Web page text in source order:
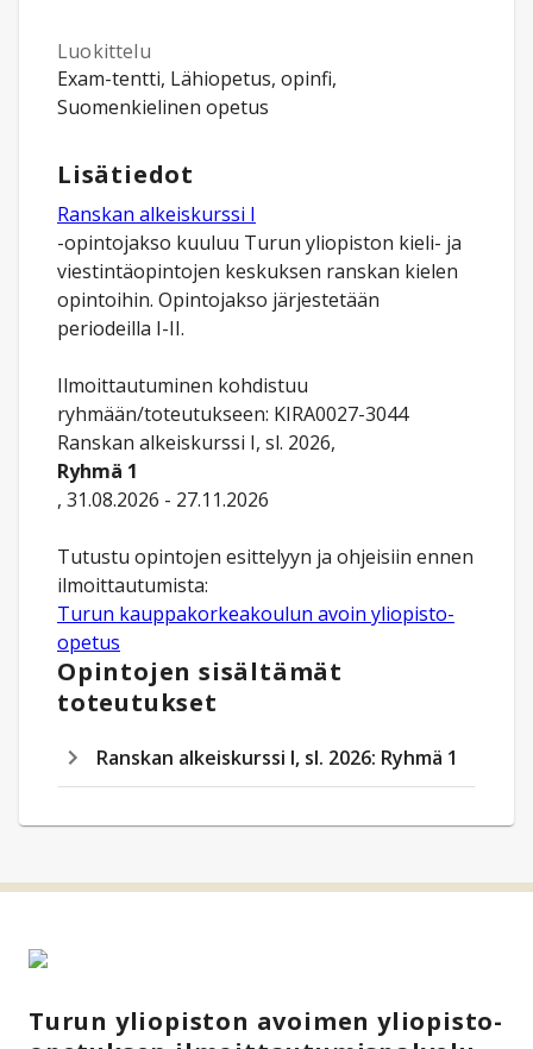
Luokittelu
Exam-tentti, Lähiopetus, opinfi,
Suomenkielinen opetus
Lisätiedot
Ranskan alkeiskurssi I
-opintojakso kuuluu Turun yliopiston kieli- ja
viestintäopintojen keskuksen ranskan kielen
opintoihin. Opintojakso järjestetään
periodeilla I-II.
Ilmoittautuminen kohdistuu
ryhmään/toteutukseen: KIRA0027-3044
Ranskan alkeiskurssi I, sl. 2026,
Ryhmä 1
, 31.08.2026 - 27.11.2026
Tutustu opintojen esittelyyn ja ohjeisiin ennen
Turun kauppakorkeakoulun avoin yliopisto-
opetus
Opintojen sisältämät
toteutukset
Ranskan alkeiskurssi I, sl. 2026: Ryhmä 1
Turun yliopiston avoimen yliopisto-